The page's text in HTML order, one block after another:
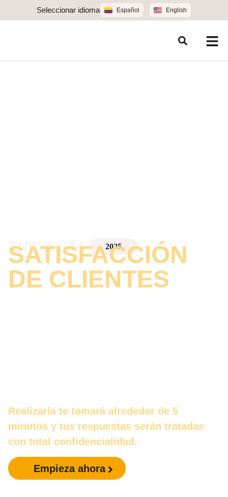
Seleccionar idioma Español English
ENCUESTA 2025
SATISFACCIÓN
DE CLIENTES
Realizarla te tomará alrededor de 5
minutos y tus respuestas serán tratadas
con total confidencialidad.
Empieza ahora